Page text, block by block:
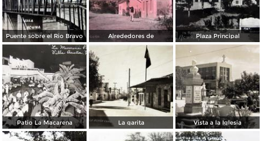
Puente sobre el Rio Bravo Alrededores de Plaza Principal
Patio La Macarena La garita Vista a la Iglesia